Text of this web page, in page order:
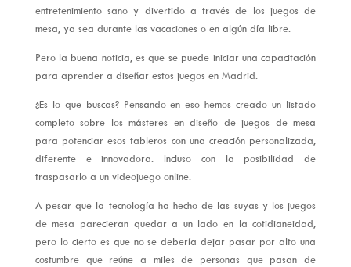
entretenimiento sano y divertido a través de los juegos de
mesa, ya sea durante las vacaciones o en algún día libre.
Pero la buena noticia, es que se puede iniciar una capacitación
para aprender a diseñar estos juegos en Madrid.
¿Es lo que buscas? Pensando en eso hemos creado un listado
completo sobre los másteres en diseño de juegos de mesa
para potenciar esos tableros con una creación personalizada,
diferente e innovadora. Incluso con la posibilidad de
traspasarlo a un videojuego online.
A pesar que la tecnología ha hecho de las suyas y los juegos
de mesa parecieran quedar a un lado en la cotidianeidad,
pero lo cierto es que no se debería dejar pasar por alto una
costumbre que reúne a miles de personas que pasan de